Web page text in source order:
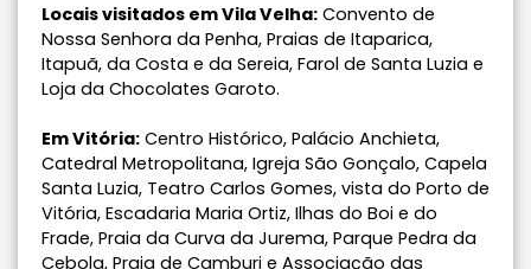
Locais visitados em Vila Velha: Convento de
Nossa Senhora da Penha, Praias de Itaparica,
Itapuã, da Costa e da Sereia, Farol de Santa Luzia e
Loja da Chocolates Garoto.
Em Vitória: Centro Histórico, Palácio Anchieta,
Catedral Metropolitana, Igreja São Gonçalo, Capela
Santa Luzia, Teatro Carlos Gomes, vista do Porto de
Vitória, Escadaria Maria Ortiz, Ilhas do Boi e do
Frade, Praia da Curva da Jurema, Parque Pedra da
Cebola, Praia de Camburi e Associação das